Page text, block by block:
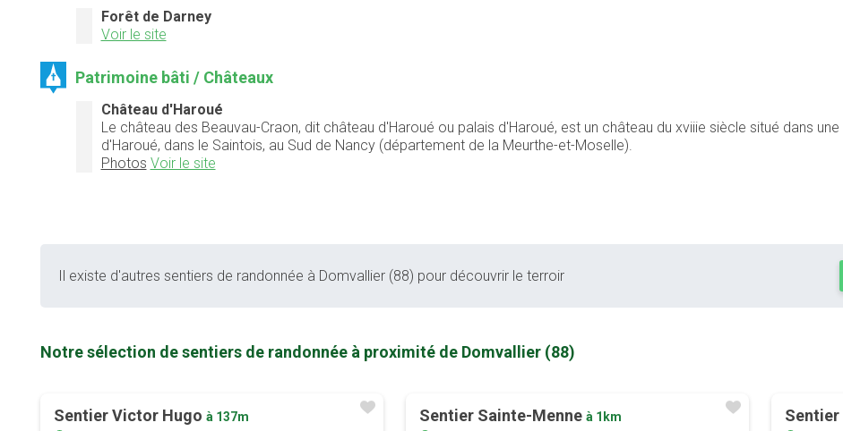
Forêt de Darney
Voir le site
Patrimoine bâti / Châteaux
Château d'Haroué
Le château des Beauvau-Craon, dit château d'Haroué ou palais d'Haroué, est un château du xviiie siècle situé dans
d'Haroué, dans le Saintois, au Sud de Nancy (département de la Meurthe-et-Moselle).
Photos Voir le site
Il existe d'autres sentiers de randonnée à Domvallier (88) pour découvrir le terroir
Notre sélection de sentiers de randonnée à proximité de Domvallier (88)
Sentier Victor Hugo à 137m
Sentier Sainte-Menne à 1km
Sentier